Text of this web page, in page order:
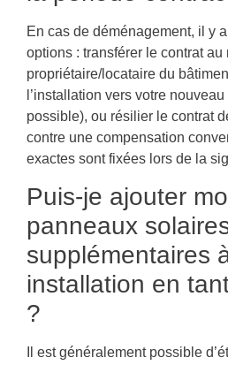
En cas de déménagement, il y
options : transférer le contrat au
propriétaire/locataire du
l’installation vers votre
possible), ou résilier le contrat
contre une compensation
exactes sont fixées lors de la
Puis-je ajouter
panneaux
supplémentaires
installation en
?
Il est généralement possible